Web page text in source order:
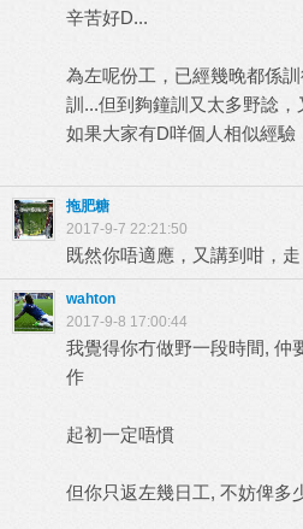
辛苦好D...
為左呢份工，已經幾晚都係
訓...但到夠鐘訓又太多野諗，
如果大家有D咩個人相似經驗
拖肥糖
2017-9-7 22:21:50
既然你唔適應，又講到咁，走
wahton
2017-9-8 17:00:44
我覺得你冇做野一段時間, 仲
作
起初一定唔慣
但你只返左幾日工, 不妨俾多